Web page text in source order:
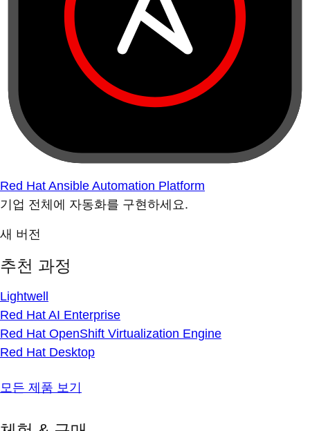
Red Hat Ansible Automation Platform
기업 전체에 자동화를 구현하세요.
새 버전
추천 과정
Lightwell
Red Hat AI Enterprise
Red Hat OpenShift Virtualization Engine
Red Hat Desktop
모든 제품 보기